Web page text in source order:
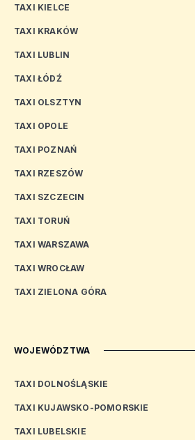
TAXI KIELCE
TAXI KRAKÓW
TAXI LUBLIN
TAXI ŁÓDŹ
TAXI OLSZTYN
TAXI OPOLE
TAXI POZNAŃ
TAXI RZESZÓW
TAXI SZCZECIN
TAXI TORUŃ
TAXI WARSZAWA
TAXI WROCŁAW
TAXI ZIELONA GÓRA
WOJEWÓDZTWA
TAXI DOLNOŚLĄSKIE
TAXI KUJAWSKO-POMORSKIE
TAXI LUBELSKIE